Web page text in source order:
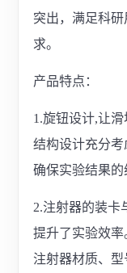
突出，满足科
求。
产品特点：
1.旋钮设计,让
结构设计充分
确保实验结果的
2.注射器的装卡
提升了实验效
注射器材质、